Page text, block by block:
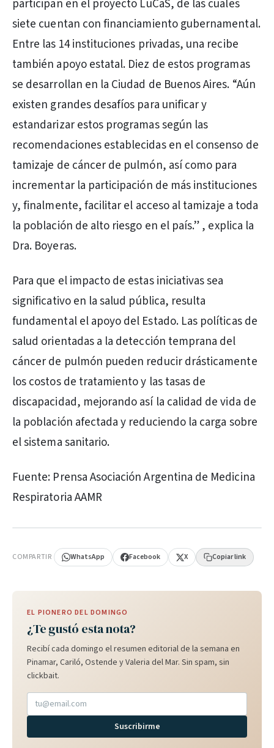
participan en el proyecto LuCaS, de las cuales
siete cuentan con financiamiento gubernamental.
Entre las 14 instituciones privadas, una recibe
también apoyo estatal. Diez de estos programas
se desarrollan en la Ciudad de Buenos Aires. “Aún
existen grandes desafíos para unificar y
estandarizar estos programas según las
recomendaciones establecidas en el consenso de
tamizaje de cáncer de pulmón, así como para
incrementar la participación de más instituciones
y, finalmente, facilitar el acceso al tamizaje a toda
la población de alto riesgo en el país.” , explica la
Dra. Boyeras.
Para que el impacto de estas iniciativas sea
significativo en la salud pública, resulta
fundamental el apoyo del Estado. Las políticas de
salud orientadas a la detección temprana del
cáncer de pulmón pueden reducir drásticamente
los costos de tratamiento y las tasas de
discapacidad, mejorando así la calidad de vida de
la población afectada y reduciendo la carga sobre
el sistema sanitario.
Fuente: Prensa Asociación Argentina de Medicina
Respiratoria AAMR
COMPARTIR WhatsApp Facebook X Copiar link
EL PIONERO DEL DOMINGO
¿Te gustó esta nota?
Recibí cada domingo el resumen editorial de la semana en
Pinamar, Cariló, Ostende y Valeria del Mar. Sin spam, sin
clickbait.
Suscribirme